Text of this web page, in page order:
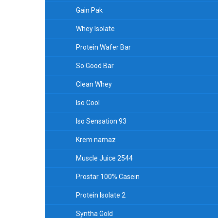
Gain Pak
Whey Isolate
Protein Wafer Bar
So Good Bar
Clean Whey
Iso Cool
Iso Sensation 93
Krem namaz
Muscle Juice 2544
Prostar 100% Casein
Protein Isolate 2
Syntha Gold